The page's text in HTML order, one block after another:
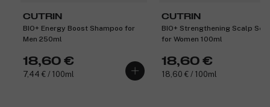
CUTRIN
BIO+ Energy Boost Shampoo for
Men 250ml
18,60 €
7,44 € / 100ml
CUTRIN
BIO+ Strengthening Scalp
for Women 100ml
18,60 €
18,60 € / 100ml